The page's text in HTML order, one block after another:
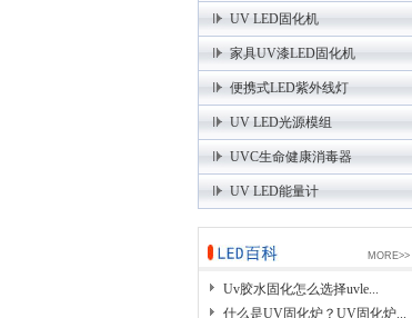
UV LED固化机
家具UV漆LED固化机
便携式LED紫外线灯
UV LED光源模组
UVC生命健康消毒器
UV LED能量计
MORE>>
Uv胶水固化怎么选择uvle...
什么是UV固化炉？UV固化炉...